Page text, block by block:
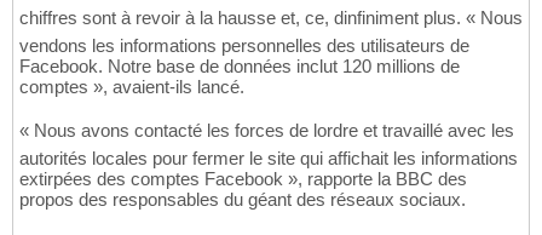
chiffres sont à revoir à la hausse et, ce, dinfiniment plus. « Nous
vendons les informations personnelles des utilisateurs de
Facebook. Notre base de données inclut 120 millions de
comptes », avaient-ils lancé.
« Nous avons contacté les forces de lordre et travaillé avec les
autorités locales pour fermer le site qui affichait les informations
extirpées des comptes Facebook », rapporte la BBC des
propos des responsables du géant des réseaux sociaux.